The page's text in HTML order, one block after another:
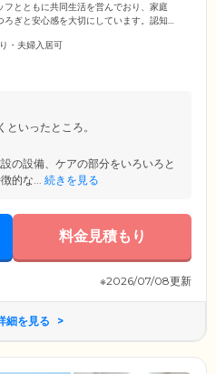
フとともに共同生活を営んでおり、家庭
ぎと安心感を大切にしています。認知
め、ケアスタッフは常に家族のような
を大事にしています。お天気のよい日
・夫婦入居可
いったところ。
の設備、ケアの部分をいろいろと
的な... 続きを見る
料金見積もり
※2026/07/08更新
細を見る